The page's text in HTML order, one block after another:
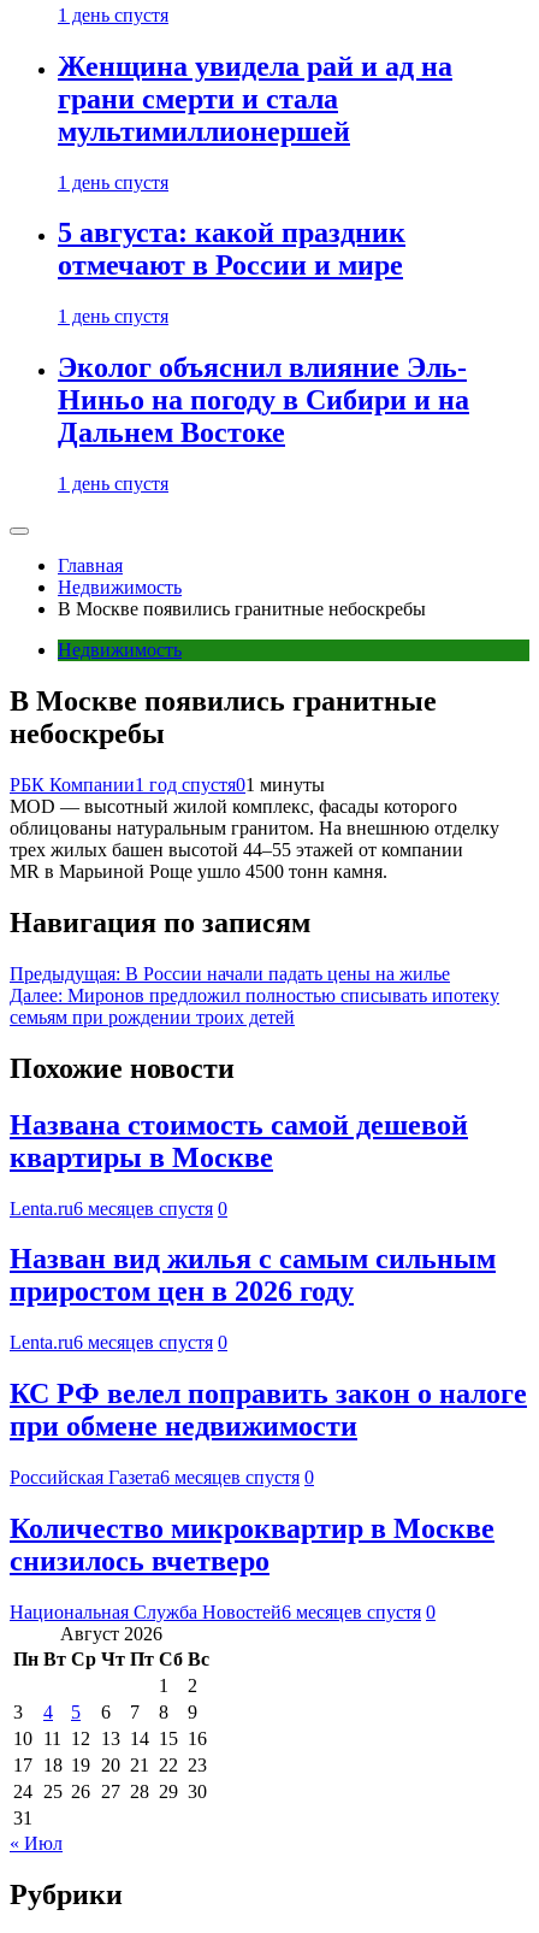
1 день спустя
Женщина увидела рай и ад на
грани смерти и стала
мультимиллионершей
1 день спустя
5 августа: какой праздник
отмечают в России и мире
1 день спустя
Эколог объяснил влияние Эль-
Ниньо на погоду в Сибири и на
Дальнем Востоке
1 день спустя
Главная
Недвижимость
В Москве появились гранитные небоскребы
Недвижимость
В Москве появились гранитные
небоскребы
РБК Компании1 год спустя01 минуты
MOD — высотный жилой комплекс, фасады которого
облицованы натуральным гранитом. На внешнюю отделку
трех жилых башен высотой 44–55 этажей от компании
MR в Марьиной Роще ушло 4500 тонн камня.
Навигация по записям
Предыдущая: В России начали падать цены на жилье
Далее: Миронов предложил полностью списывать ипотеку
семьям при рождении троих детей
Похожие новости
Названа стоимость самой дешевой
квартиры в Москве
Lenta.ru6 месяцев спустя 0
Назван вид жилья с самым сильным
приростом цен в 2026 году
Lenta.ru6 месяцев спустя 0
КС РФ велел поправить закон о налоге
при обмене недвижимости
Российская Газета6 месяцев спустя 0
Количество микроквартир в Москве
снизилось вчетверо
Национальная Служба Новостей6 месяцев спустя 0
Август 2026
Пн Вт Ср Чт Пт Сб Вс
1
2
3
4 5 6 7 8
9
10 11 12 13 14 15 16
17 18 19 20 21 22 23
24 25 26 27 28 29 30
31
« Июл
Рубрики